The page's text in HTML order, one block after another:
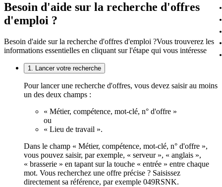
Besoin d'aide sur la recherche d'offres
d'emploi ?
Besoin d'aide sur la recherche d'offres d'emploi ?Vous trouverez les
informations essentielles en cliquant sur l'étape qui vous intéresse
1. Lancer votre recherche
Pour lancer une recherche d'offres, vous devez saisir au moins
un des deux champs :
« Métier, compétence, mot-clé, n° d'offre »
ou
« Lieu de travail ».
Dans le champ « Métier, compétence, mot-clé, n° d'offre »,
vous pouvez saisir, par exemple, « serveur », « anglais »,
« brasserie » en tapant sur la touche « entrée » entre chaque
mot. Vous recherchez une offre précise ? Saisissez
directement sa référence, par exemple 049RSNK.